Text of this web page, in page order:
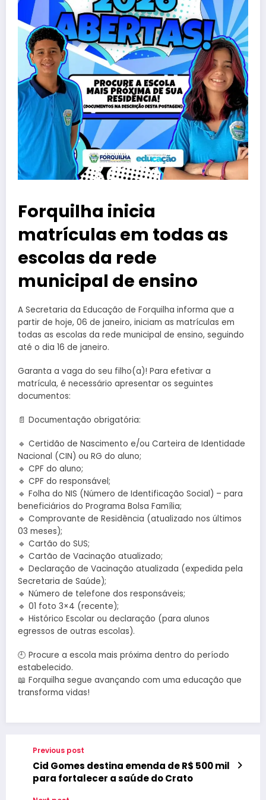
Forquilha inicia
matrículas em todas as
escolas da rede
municipal de ensino
A Secretaria da Educação de Forquilha informa que a
partir de hoje, 06 de janeiro, iniciam as matrículas em
todas as escolas da rede municipal de ensino, seguindo
até o dia 16 de janeiro.
Garanta a vaga do seu filho(a)! Para efetivar a
matrícula, é necessário apresentar os seguintes
documentos:
📄 Documentação obrigatória:
🔹 Certidão de Nascimento e/ou Carteira de Identidade
Nacional (CIN) ou RG do aluno;
🔹 CPF do aluno;
🔹 CPF do responsável;
🔹 Folha do NIS (Número de Identificação Social) – para
beneficiários do Programa Bolsa Família;
🔹 Comprovante de Residência (atualizado nos últimos
03 meses);
🔹 Cartão do SUS;
🔹 Cartão de Vacinação atualizado;
🔹 Declaração de Vacinação atualizada (expedida pela
Secretaria de Saúde);
🔹 Número de telefone dos responsáveis;
🔹 01 foto 3×4 (recente);
🔹 Histórico Escolar ou declaração (para alunos
egressos de outras escolas).
🕘 Procure a escola mais próxima dentro do período
estabelecido.
📖 Forquilha segue avançando com uma educação que
transforma vidas!
Previous post
Cid Gomes destina emenda de R$ 500 mil
para fortalecer a saúde do Crato